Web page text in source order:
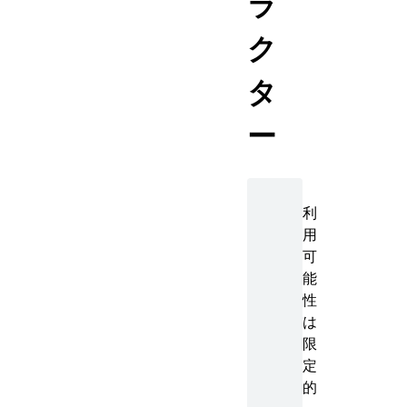
ク
タ
ー
利
用
可
能
性
は
限
定
的